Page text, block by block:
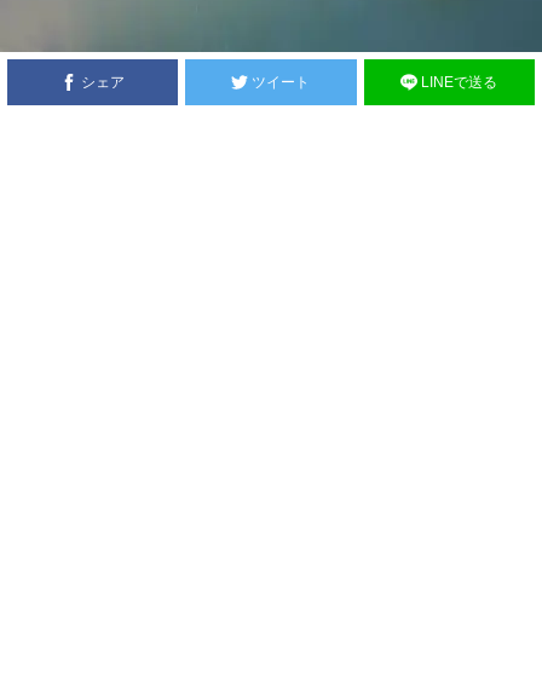
シェア ツイート LINEで送る